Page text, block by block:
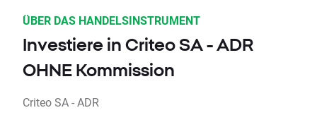
ÜBER DAS HANDELSINSTRUMENT
Investiere in Criteo SA - ADR
OHNE Kommission
Criteo SA - ADR